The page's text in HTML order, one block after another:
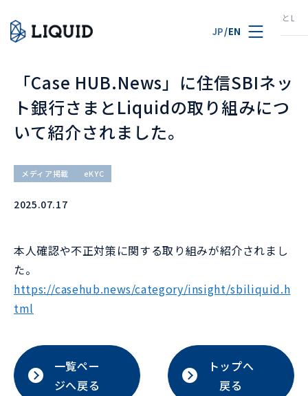
JP/EN
TOP 「Case HUB.News」に住信SBIネット銀行さまと
「Case HUB.News」に住信SBIネッ
ト銀行さまとLiquidの取り組みにつ
いて紹介されました。
メディア掲載 eKYC
2025.07.17
本人確認や不正対策に関する取り組みが紹介されまし
た。
https://casehub.news/category/insight/sbiliquid.h
tml
一覧ペー
ジへ戻る
トップへ
戻る